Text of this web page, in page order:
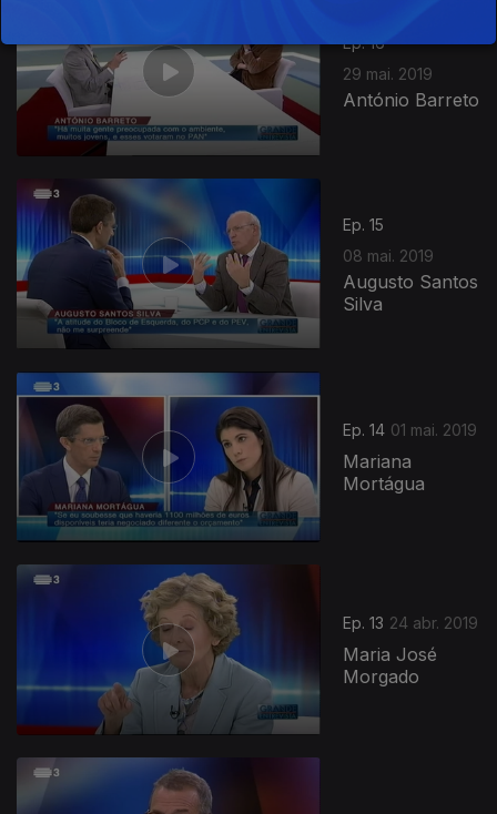
Ep. 16
29 mai. 2019
António Barreto
Ep. 15
08 mai. 2019
Augusto Santos
Silva
Ep. 14 01 mai. 2019
Mariana
Mortágua
Ep. 13 24 abr. 2019
Maria José
Morgado